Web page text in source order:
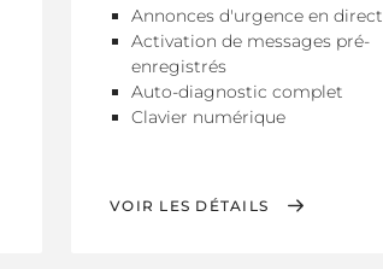
Annonces d'urgence en direct
Activation de messages pré-
enregistrés
Auto-diagnostic complet
Clavier numérique
VOIR LES DÉTAILS